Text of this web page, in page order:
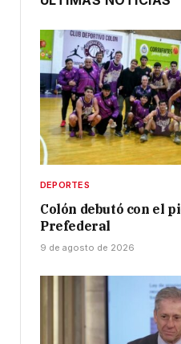
DEPORTES
Colón debutó con el
Prefederal
9 de agosto de 2026